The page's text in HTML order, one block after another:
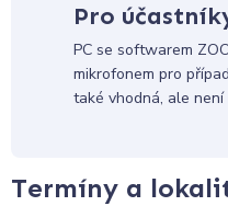
Pro
PC se softwarem
mikrofonem pro
také vhodná, ale
Termíny a